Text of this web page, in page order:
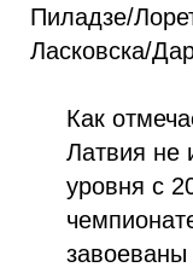
Пиладзе/
Ласковска/
Как
Латвия не
уровня с